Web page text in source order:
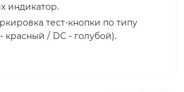
индикатор.
тест-кнопки по типу
красный / DC - голубой).